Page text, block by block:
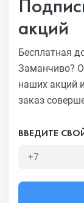
акций
Бесплатная
Заманчиво?
наших акций
заказ
ВВЕДИТЕ